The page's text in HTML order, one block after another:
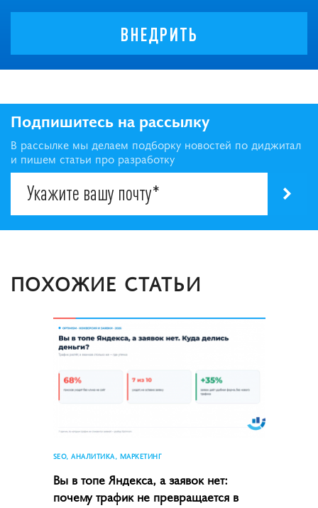
ВНЕДРИТЬ
Подпишитесь на рассылку
В рассылке мы делаем подборку новостей по диджитал
и пишем статьи про разработку
ПОХОЖИЕ СТАТЬИ
SEO, АНАЛИТИКА, МАРКЕТИНГ
Вы в топе Яндекса, а заявок нет:
почему трафик не превращается в